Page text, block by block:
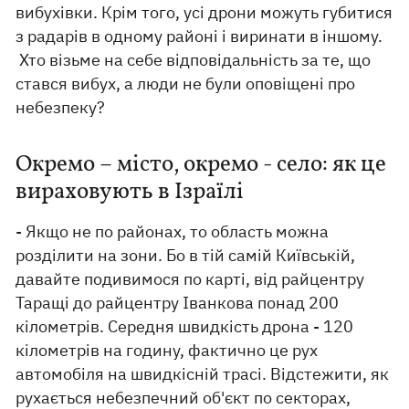
вибухівки. Крім того, усі дрони можуть губитися
з радарів в одному районі і виринати в іншому.
Хто візьме на себе відповідальність за те, що
стався вибух, а люди не були оповіщені про
небезпеку?
Окремо – місто, окремо - село: як це
вираховують в Ізраїлі
- Якщо не по районах, то область можна
розділити на зони. Бо в тій самій Київській,
давайте подивимося по карті, від райцентру
Таращі до райцентру Іванкова понад 200
кілометрів. Середня швидкість дрона - 120
кілометрів на годину, фактично це рух
автомобіля на швидкісній трасі. Відстежити, як
рухається небезпечний об'єкт по секторах,